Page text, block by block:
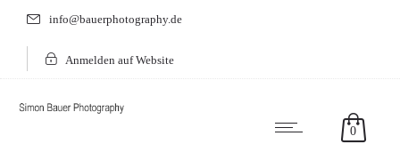
info@bauerphotography.de
Anmelden auf Website
0